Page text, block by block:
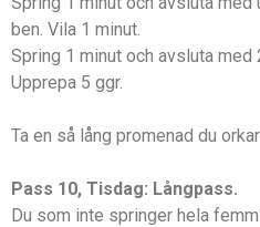
ben. Vila 1 minut.
Spring 1 minut och avsluta med
Upprepa 5 ggr.
Ta en så lång promenad du
Pass 10, Tisdag: Långpass.
Du som inte springer hela